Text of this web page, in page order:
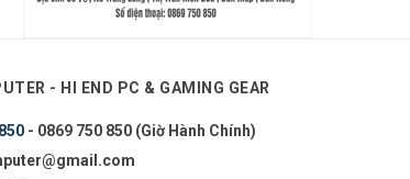
- HI END PC & GAMING GEAR
- 0869 750 850 (Giờ Hành Chính)